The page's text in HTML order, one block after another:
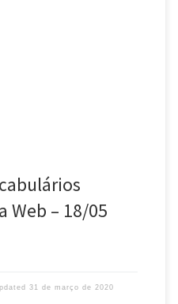
Web – 18/05
31 de março de 2020